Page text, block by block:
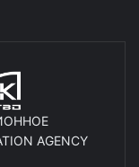
AGENCY